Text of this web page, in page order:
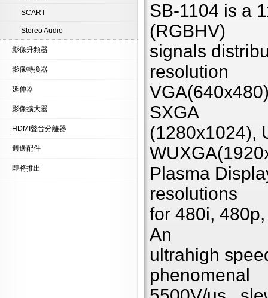
SCART
Stereo Audio
影像升頻器
影像轉換器
延伸器
影像擴大器
HDMI聲音分離器
週邊配件
即將推出
SB-1104 is a
(RGBHV)
signals
resolution
SXGA
(1280x1024),
Plasma
resolutions
for 480i,
An
ultrahigh
phenomenal